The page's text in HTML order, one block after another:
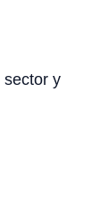
sector y